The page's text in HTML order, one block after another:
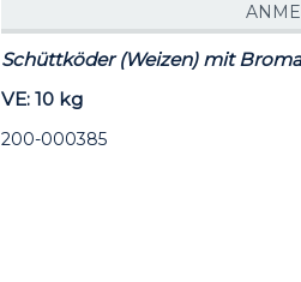
Schüttköder (Weizen) mit
VE: 10 kg
200-000385